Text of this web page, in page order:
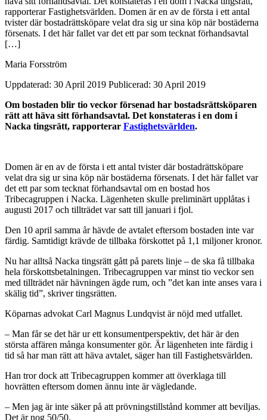
rapporterar Fastighetsvärlden. Domen är en av de första i ett antal
tvister där bostadrättsköpare velat dra sig ur sina köp när bostäderna
försenats. I det här fallet var det ett par som tecknat förhandsavtal
[…]
Maria Forsström
Uppdaterad: 30 April 2019 Publicerad: 30 April 2019
Om bostaden blir tio veckor försenad har bostadsrättsköparen
rätt att häva sitt förhandsavtal. Det konstateras i en dom i
Nacka tingsrätt, rapporterar Fastighetsvärlden.
Domen är en av de första i ett antal tvister där bostadrättsköpare
velat dra sig ur sina köp när bostäderna försenats. I det här fallet var
det ett par som tecknat förhandsavtal om en bostad hos
Tribecagruppen i Nacka. Lägenheten skulle preliminärt upplåtas i
augusti 2017 och tillträdet var satt till januari i fjol.
Den 10 april samma år hävde de avtalet eftersom bostaden inte var
färdig. Samtidigt krävde de tillbaka förskottet på 1,1 miljoner kronor.
Nu har alltså Nacka tingsrätt gått på parets linje – de ska få tillbaka
hela förskottsbetalningen. Tribecagruppen var minst tio veckor sen
med tillträdet när hävningen ägde rum, och ”det kan inte anses vara i
skälig tid”, skriver tingsrätten.
Köparnas advokat Carl Magnus Lundqvist är nöjd med utfallet.
– Man får se det här ur ett konsumentperspektiv, det här är den
största affären många konsumenter gör. Är lägenheten inte färdig i
tid så har man rätt att häva avtalet, säger han till Fastighetsvärlden.
Han tror dock att Tribecagruppen kommer att överklaga till
hovrätten eftersom domen ännu inte är vägledande.
– Men jag är inte säker på att prövningstillstånd kommer att beviljas.
Det är nog 50/50.